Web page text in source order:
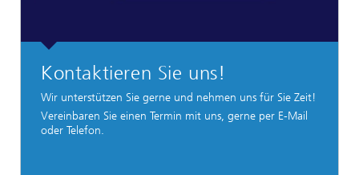
Kontaktieren Sie uns!
Wir unterstützen Sie gerne und nehmen uns für Sie Zeit!
Vereinbaren Sie einen Termin mit uns, gerne per E-Mail
oder Telefon.